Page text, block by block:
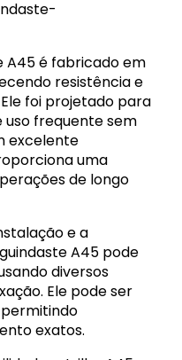
é fabricado em
resistência e
foi projetado para
frequente sem
excelente
uma
de longo
e a
A45 pode
diversos
Ele pode ser
exatos.